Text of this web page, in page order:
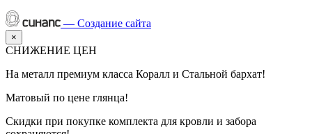
— Создание сайта
×
СНИЖЕНИЕ ЦЕН
На металл премиум класса Коралл и Стальной бархат!
Матовый по цене глянца!
Скидки при покупке комплекта для кровли и забора